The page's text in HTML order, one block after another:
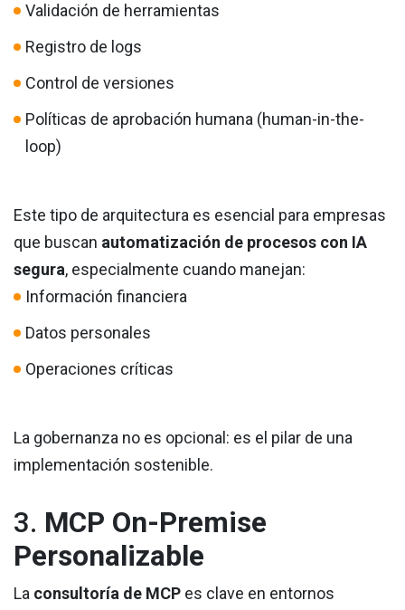
Validación de herramientas
Registro de logs
Control de versiones
Políticas de aprobación humana (human-in-the-
loop)
Este tipo de arquitectura es esencial para empresas
que buscan automatización de procesos con IA
segura, especialmente cuando manejan:
Información financiera
Datos personales
Operaciones críticas
La gobernanza no es opcional: es el pilar de una
implementación sostenible.
3. MCP On-Premise
Personalizable
La consultoría de MCP es clave en entornos